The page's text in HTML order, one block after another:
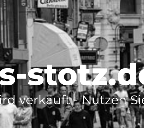
verkauft - Nutzen